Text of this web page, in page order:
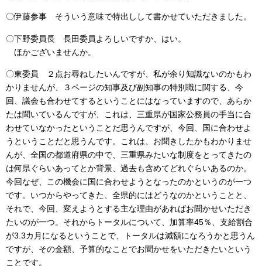
〇伊藤参事 そういう意味で特出しして書かせていただきました。
〇下野委員長 長田委員よろしいですか、はい。
ほかございませんか。
〇東委員 ２点お尋ねしたいんですが、私が余り知識ないのかもわ
かりませんが、３ページの知事及び副知事の特別職に関する、今
回、議会も合わせてするということにはなっていますので、あらか
たは聞いているんですが、これは、三重県が国家公務員の手当に合
わせていなかったということだ思うんですが、今回、国に合わせよ
うということだと思うんです。これは、お聞きしたかもわかりませ
んが、全国の都道府県の中で、三重県みたいな制度をとってきたの
は何県ぐらいあってとか背景、過去も含めてどれぐらいあるのか。
今回なぜ、この機会に国に合わせようとなったのかというのが一つ
です。いつからやってきた、全県的にはどうなのかということと、
それで、今回、変えようとする主な理由があればお聞かせいただき
たいのが一つ。それからトータルについて、加算率45％、支給割合
が3.3カ月になるということで、トータルは減額になろうかと思うん
ですが、その金額、予算的なことでお聞かせをいただきたいという
ことです。